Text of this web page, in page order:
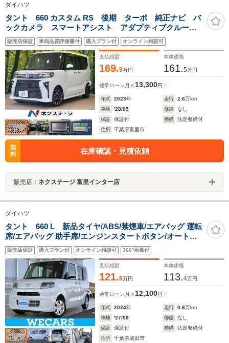
ダイハツ
タント 660 カスタム RS 後期 ターボ 純正ナビ バ
ックカメラ スマートアシスト アダプティブクルー
ズ コーナーセンサー 1オーナー 両側電動 シートヒ
ーター LEDヘッドライト オートライト スマートキ
ー ETC
販売店保証 車両品質評価書付 購入プラン付 オンライン相談可
支払総額
169.9万円
本体価格
161.5万円
通常ローン 月々 13,300円
年式 2023年 走行 2.6万km
車検
'28/05 修復
なし
保証
保証付 整備
法定整備付
住所
千葉県富里市
無
料
在庫確認・見積依頼
販売店： ネクステージ 富里インター店
ダイハツ
タント 660 L 新品タイヤ/ABS/禁煙車/エアバッグ 運転
席/エアバッグ 助手席/エンジンスタートボタン/オートエ
アコン/パワーステアリング/オートライト/取扱説明書/パ
ワードアロック/最大積載量350kg
販売店保証 購入プラン付 オンライン相談可 360°画像付
支払総額
121.8万円
本体価格
113.4万円
通常ローン 月々12,100円
年式 2024年 走行 0.6万km
車検
'27/08 修復
なし
保証
保証付 整備
法定整備付
住所
千葉県成田市